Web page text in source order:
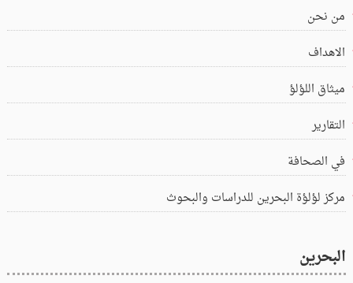
من نحن
الاهداف
ميثاق اللؤلؤ
التقارير
في الصحافة
مركز لؤلؤة البحرين للدراسات والبحوث
البحرين